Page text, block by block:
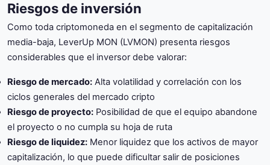
Riesgos de inversión
Como toda criptomoneda en el segmento de capitalización
media-baja, LeverUp MON (LVMON) presenta riesgos
considerables que el inversor debe valorar:
Riesgo de mercado: Alta volatilidad y correlación con los
ciclos generales del mercado cripto
Riesgo de proyecto: Posibilidad de que el equipo abandone
el proyecto o no cumpla su hoja de ruta
Riesgo de liquidez: Menor liquidez que los activos de mayor
capitalización, lo que puede dificultar salir de posiciones